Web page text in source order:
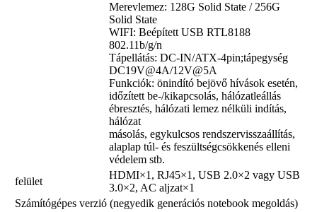
Merevlemez: 128G Solid State / 256G
Solid State
WIFI: Beépített USB RTL8188
802.11b/g/n
Tápellátás: DC-IN/ATX-4pin;tápegység
DC19V@4A/12V@5A
Funkciók: önindító bejövő hívások esetén,
időzített be-/kikapcsolás, hálózatleállás
ébresztés, hálózati lemez nélküli indítás,
hálózat
másolás, egykulcsos rendszervisszaállítás,
alaplap túl- és feszültségcsökkenés elleni
védelem stb.
felület
HDMI×1, RJ45×1, USB 2.0×2 vagy USB
3.0×2, AC aljzat×1
Számítógépes verzió (negyedik generációs notebook megoldás)